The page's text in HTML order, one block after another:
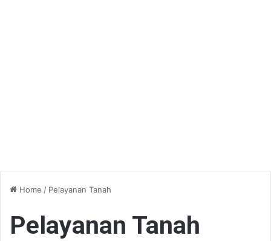
Home / Pelayanan Tanah
Pelayanan Tanah